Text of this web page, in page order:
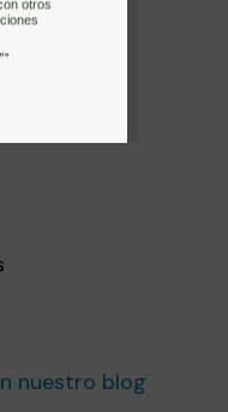
nuestro blog